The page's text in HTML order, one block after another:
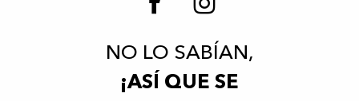
NO LO SABÍAN,
¡ASÍ QUE SE